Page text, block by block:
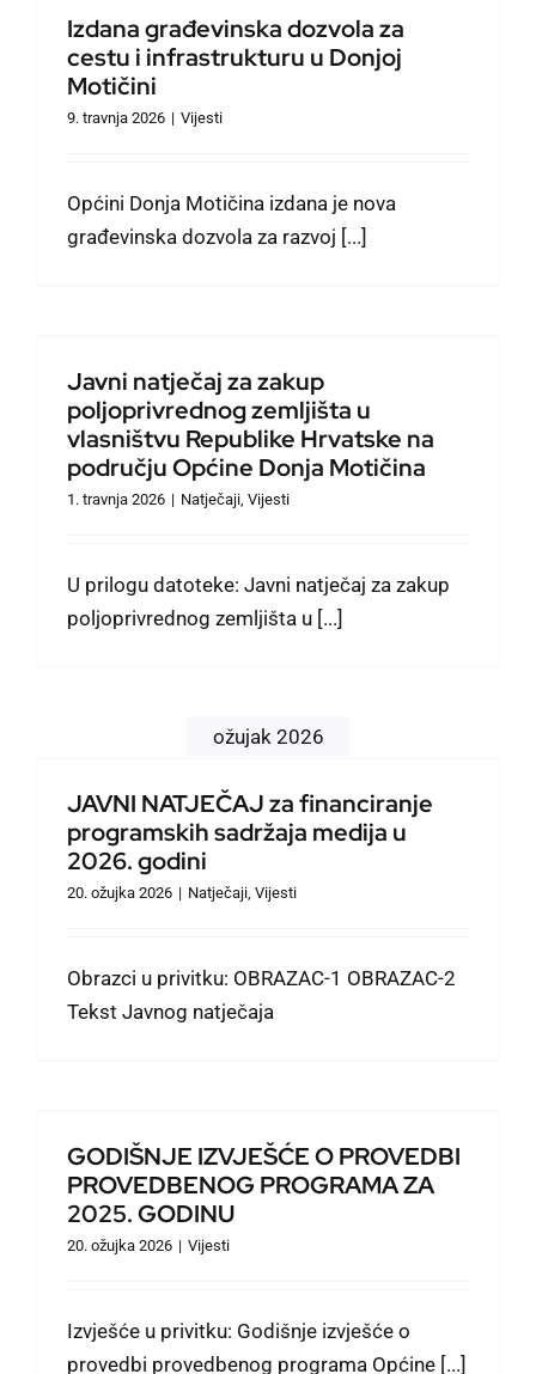
Izdana građevinska dozvola za
cestu i infrastrukturu u Donjoj
Motičini
9. travnja 2026 | Vijesti
Općini Donja Motičina izdana je nova
građevinska dozvola za razvoj [...]
Javni natječaj za zakup
poljoprivrednog zemljišta u
vlasništvu Republike Hrvatske na
području Općine Donja Motičina
1. travnja 2026 | Natječaji, Vijesti
U prilogu datoteke: Javni natječaj za zakup
poljoprivrednog zemljišta u [...]
ožujak 2026
JAVNI NATJEČAJ za financiranje
programskih sadržaja medija u
2026. godini
20. ožujka 2026 | Natječaji, Vijesti
Obrazci u privitku: OBRAZAC-1 OBRAZAC-2
Tekst Javnog natječaja
GODIŠNJE IZVJEŠĆE O PROVEDBI
PROVEDBENOG PROGRAMA ZA
2025. GODINU
20. ožujka 2026 | Vijesti
Izvješće u privitku: Godišnje izvješće o
provedbi provedbenog programa Općine [...]